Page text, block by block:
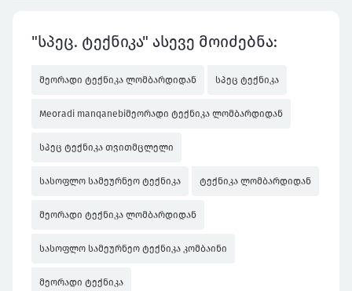
"სპეც. ტექნიკა" ასევე მოიძებნა:
მეორადი ტექნიკა ლომბარდიდან სპეც ტექნიკა
Meoradi manqanebiმეორადი ტექნიკა ლომბარდიდან
სპეც ტექნიკა თვითმცლელი
სასოფლო სამეურნეო ტექნიკა ტექნიკა ლომბარდიდან
მეორადი ტექნიკა ლომბარდიდან
სასოფლო სამეურნეო ტექნიკა კომბაინი
მეორადი ტექნიკა